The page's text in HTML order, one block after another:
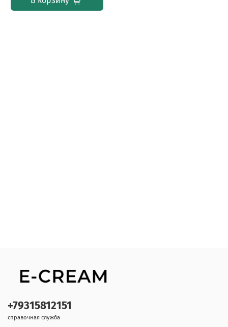
+79315812151
справочная служба